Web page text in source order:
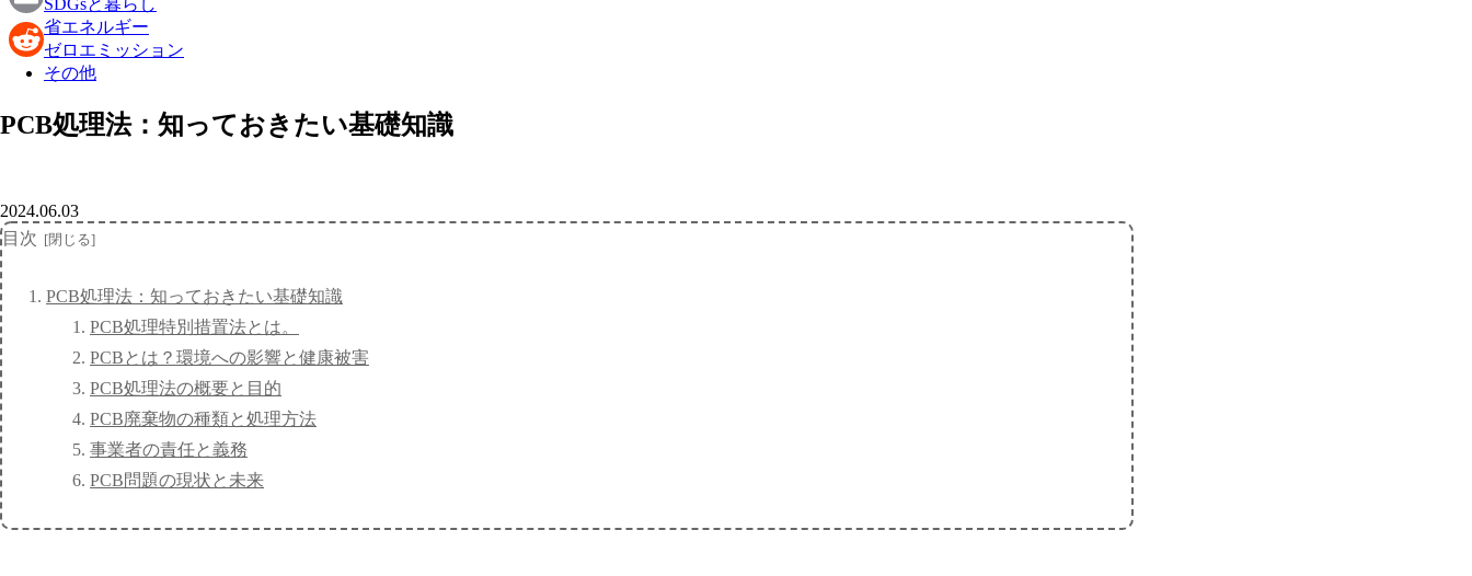
SDGsと暮らし
省エネルギー
ゼロエミッション
その他
PCB処理法：知っておきたい基礎知識
2024.06.03
目次
PCB処理法：知っておきたい基礎知識
PCB処理特別措置法とは。
PCBとは？環境への影響と健康被害
PCB処理法の概要と目的
PCB廃棄物の種類と処理方法
事業者の責任と義務
PCB問題の現状と未来
Email
Reddit